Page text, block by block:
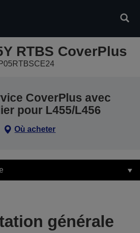
RTBS CoverPlus
CoverPlus avec
pour L455/L456
Où acheter
générale